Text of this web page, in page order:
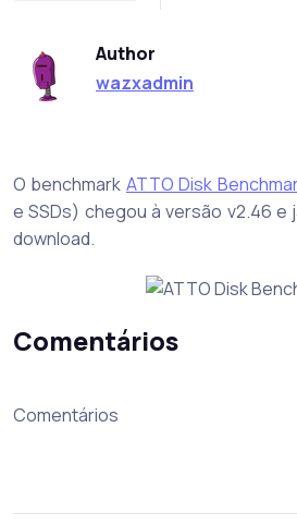
Author
wazxadmin
O benchmark ATTO Disk
e SSDs) chegou à versão v2.46 e
download.
Comentários
Comentários